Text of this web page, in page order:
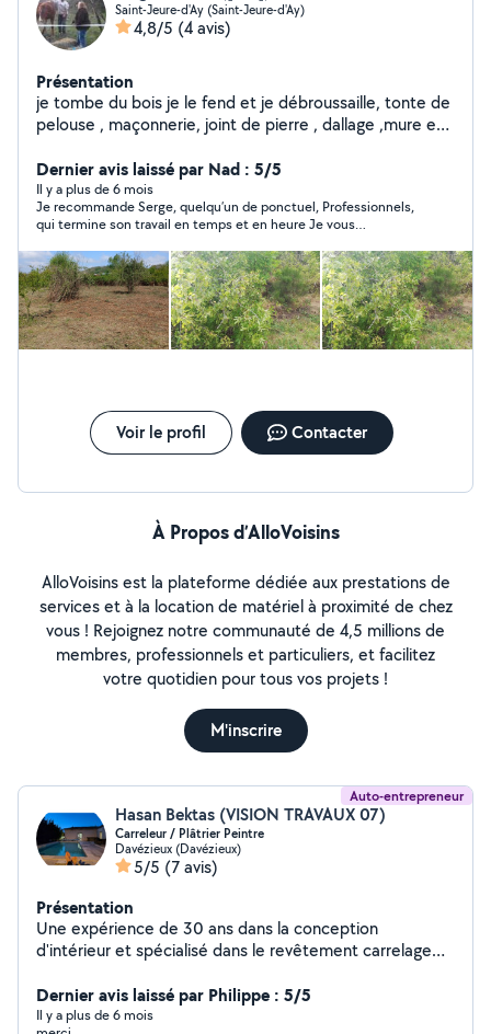
Saint-Jeure-d'Ay (Saint-Jeure-d'Ay)
4,8/5 (4 avis)
Présentation
je tombe du bois je le fend et je débroussaille, tonte de
pelouse , maçonnerie, joint de pierre , dallage ,mure en
une remorque ,d un marteau piqueur ,d une fendeuse
hydraulique , jardinage , motobineuse , pose de piquet
pour clôture , bricolage , je suis sérieux dans mon travail
,rigoureux , je reste a vos besoin , si ma présentation
vous satisfais vous pouvez me joindre merci
cordialement
Dernier avis laissé par Nad : 5/5
Il y a plus de 6 mois
Je recommande Serge, quelqu’un de ponctuel, Professionnels,
qui termine son travail en temps et en heure Je vous
Voir le profil Contacter
À Propos d’AlloVoisins
AlloVoisins est la plateforme dédiée aux prestations de
services et à la location de matériel à proximité de chez
vous ! Rejoignez notre communauté de 4,5 millions de
membres, professionnels et particuliers, et facilitez
votre quotidien pour tous vos projets !
M'inscrire
Auto-entrepreneur
Hasan Bektas (VISION TRAVAUX 07)
Carreleur / Plâtrier Peintre
Davézieux (Davézieux)
5/5 (7 avis)
Présentation
Une expérience de 30 ans dans la conception
d'intérieur et spécialisé dans le revêtement carrelage
de répondre aux clients les plus exigeants. À bientôt
Dernier avis laissé par Philippe : 5/5
Il y a plus de 6 mois